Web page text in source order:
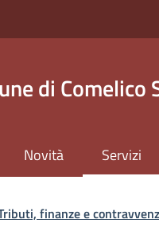
di Comelico
Novità Servizi
pane
finanze e